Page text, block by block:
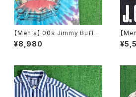
【Men's】 00s Jimmy Buffet
t タイダイ ツアー Tシャツ / ティ
ーシャツ T-Shirt バンド ロック
¥8,980
【
ャツ
t ラッ